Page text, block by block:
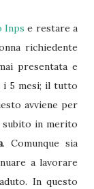
Inps e restare a
richiedente
presentata e
5 mesi; il tutto
avviene per
subito in merito
. Comunque sia
a lavorare
In questo